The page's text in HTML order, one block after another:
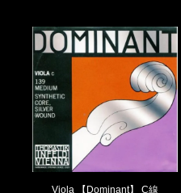
Viola 【Dominant】 C線